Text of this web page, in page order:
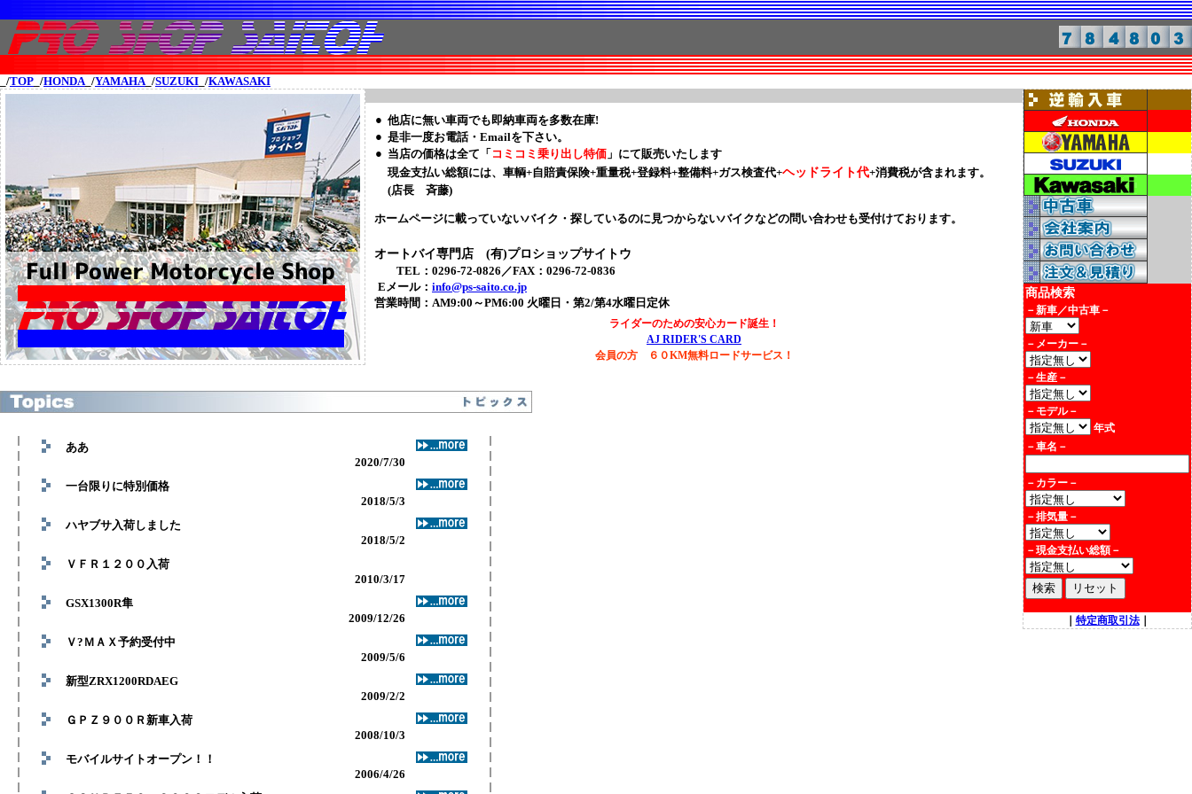
_/TOP _/HONDA_/YAMAHA_/SUZUKI _/KAWASAKI
● 他店に無い車両でも即納車両を多数在庫!
● 是非一度お電話・Emailを下さい。
● 当店の価格は全て「 コミコミ乗り出し特価 」にて販売いたします
現金支払い総額には、車輌+自賠責保険+重量税+登録料+整備料+ガス検査代+ヘッドライト代+消費税が含まれます。
(店長 斉藤)
ホームページに載っていないバイク・探しているのに見つからないバイクなどの問い合わせも受付けております。
オートバイ専門店 (有)プロショップサイトウ
TEL： 0296-72-0826／FAX：0296-72-0836
Eメール： info@ps-saito.co.jp
営業時間： AM9:00～PM6:00 火曜日・第2/第4水曜日定休
ライダーのための安心カード誕生！
AJ RIDER'S CARD
会員の方 ６０KM無料ロードサービス！
ああ
2020/7/30
一台限りに特別価格
2018/5/3
ハヤブサ入荷しました
2018/5/2
ＶＦＲ１２００入荷
2010/3/17
GSX1300R隼
2009/12/26
Ｖ?ＭＡＸ予約受付中
2009/5/6
新型ZRX1200RDAEG
2009/2/2
ＧＰＺ９００Ｒ新車入荷
2008/10/3
モバイルサイトオープン！！
2006/4/26
商品検索
－新車／中古車－
－メーカー－
－生産－
－モデル－
年式
－車名 －
－カラー－
－排気量－
－現金支払い総額－
特定商取引法｜